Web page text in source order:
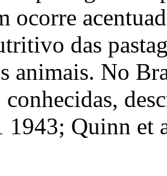
ocorre
das
animais. No
conhecidas,
1943; Quinn